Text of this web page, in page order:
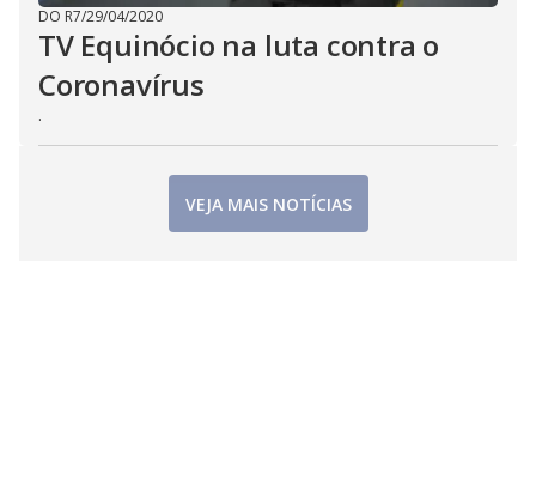
DO R7/29/04/2020
TV Equinócio na luta contra o
Coronavírus
.
VEJA MAIS NOTÍCIAS